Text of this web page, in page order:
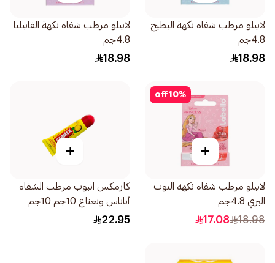
لابيلو مرطب شفاه نكهة البطيخ
4.8جم
18.98
لابيلو مرطب شفاه نكهة الفانيليا
4.8جم
18.98
10%
off
+
لابيلو مرطب شفاه نكهة التوت
البري 4.8جم
18.98
17.08
+
كارمكس انبوب مرطب الشفاه
أناناس ونعناع 10جم 10جم
22.95